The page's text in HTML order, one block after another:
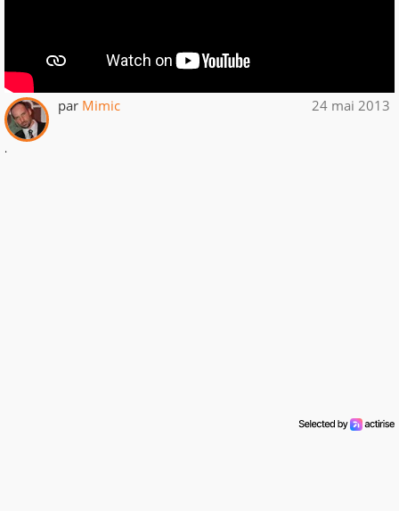
par Mimic 24 mai 2013
.